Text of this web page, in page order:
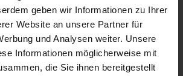
geben wir Informationen zu Ihrer
Website an unsere Partner für
und Analysen weiter. Unsere
Informationen möglicherweise mit
die Sie ihnen bereitgestellt